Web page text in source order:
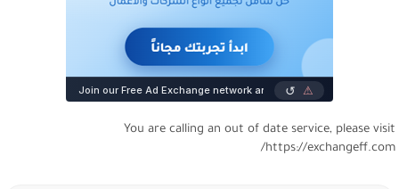
You are calling an out of date service, please visit
https://exchangeff.com/